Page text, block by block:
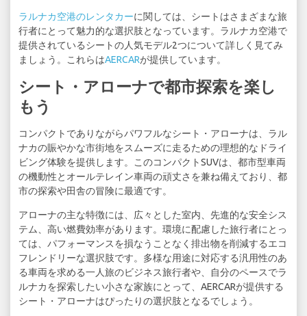
ラルナカ空港のレンタカーに関しては、シートはさまざまな旅
行者にとって魅力的な選択肢となっています。ラルナカ空港で
提供されているシートの人気モデル2つについて詳しく見てみ
ましょう。これらはAERCARが提供しています。
シート・アローナで都市探索を楽し
もう
コンパクトでありながらパワフルなシート・アローナは、ラル
ナカの賑やかな市街地をスムーズに走るための理想的なドライ
ビング体験を提供します。このコンパクトSUVは、都市型車両
の機動性とオールテレイン車両の頑丈さを兼ね備えており、都
市の探索や田舎の冒険に最適です。
アローナの主な特徴には、広々とした室内、先進的な安全シス
テム、高い燃費効率があります。環境に配慮した旅行者にとっ
ては、パフォーマンスを損なうことなく排出物を削減するエコ
フレンドリーな選択肢です。多様な用途に対応する汎用性のあ
る車両を求める一人旅のビジネス旅行者や、自分のペースでラ
ルナカを探索したい小さな家族にとって、AERCARが提供する
シート・アローナはぴったりの選択肢となるでしょう。